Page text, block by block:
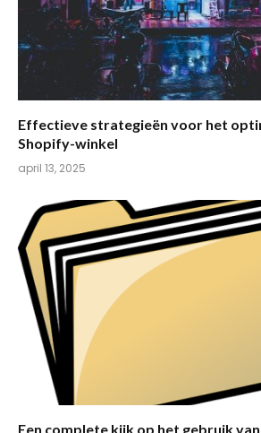
Effectieve strategieën voor het
Shopify-winkel
april 13, 2025
Een complete kijk op het gebruik